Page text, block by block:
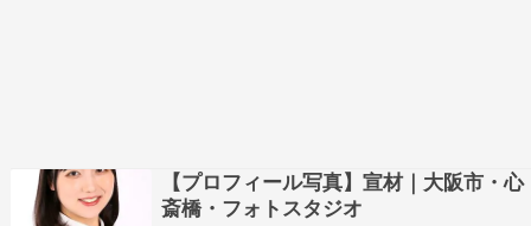
【プロフィール写真】宣材｜大阪市・心
斎橋・フォトスタジオ